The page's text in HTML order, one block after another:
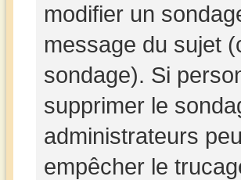
modifier un
message du sujet
sondage). Si
supprimer le
administrateurs
empêcher le